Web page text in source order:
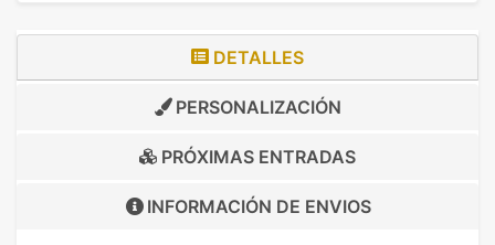
DETALLES
PERSONALIZACIÓN
PRÓXIMAS ENTRADAS
INFORMACIÓN DE ENVIOS